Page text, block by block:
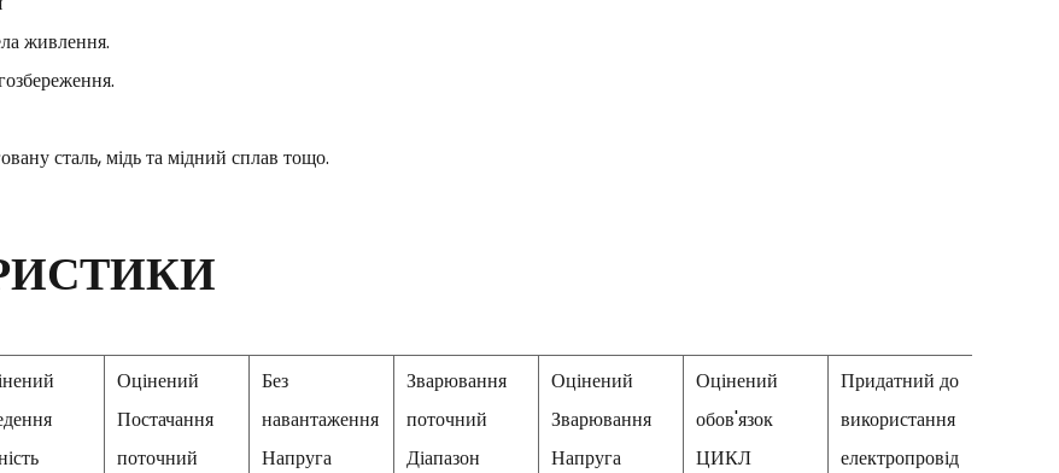
живлення.
сталь, мідь та мідний сплав тощо.
Оцінений
Постачання
поточний
Без
навантаження
Напруга
Зварювання
поточний
Діапазон
Оцінений
Зварювання
Напруга
Оцінений
обов'язок
ЦИКЛ
Придатний до
використання
електропровід